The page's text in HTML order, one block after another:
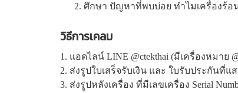
ศึกษา ปัญหาที่พบบ่อย ทำไมเครื่องร้อ
วิธีการเคลม
1. แอดไลน์ LINE @ctekthai (มีเครื่องหมาย
2. ส่งรูปใบเสร็จรับเงิน และ ใบรับประกันที่แ
3. ส่งรูปหลังเครื่อง ที่มีเลขเครื่อง Serial